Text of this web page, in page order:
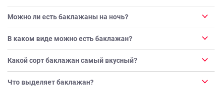
Можно ли есть баклажаны на ночь?
В каком виде можно есть баклажан?
Какой сорт баклажан самый вкусный?
Что выделяет баклажан?